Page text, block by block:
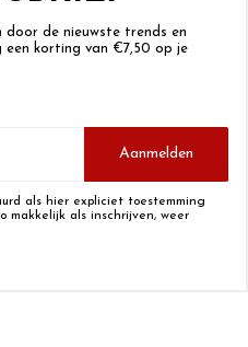
door de nieuwste trends en
een korting van €7,50 op je
Aanmelden
als hier expliciet toestemming
makkelijk als inschrijven, weer